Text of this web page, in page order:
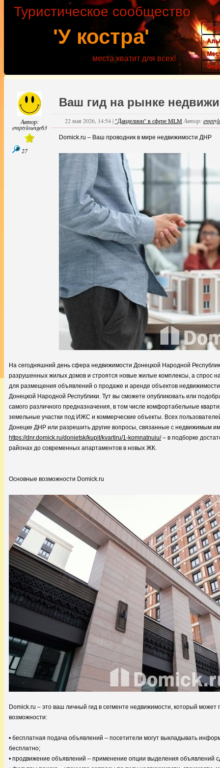
'У костра'
Туристическое сообщество
места хватит для всех!
Автор:
emptylounge63
27
Ваш гид на рынке
22 мая 2026, 14:54| "Данделион" в сфере MLMАвтор:
Domick.ru – Ваш проводник в мире недвижимости ДНР
На сегодняшний день сфера недвижимости Донецкой Народной
разрушенных жилых домов и строятся новые жилые комплексы, а спрос
для размещения объявлений о продаже и аренде объектов
Донецкой Народной Республики. Тут вы сможете опубликовать или
самого различного предназначения, в том числе комфортабельные
земельные участки под ИЖС и коммерческие объекты. Всех
Донецке ДНР или разрешить другие вопросы, связанные с недвижимым
https://dnr.domick.ru/donietsk/kupit/kvartiru/1-komnatnuiu/– в подборке
районах до современных апартаментов в новых ЖК.
Основные возможности Domick.ru
Domick.ru – это ваш личный гид в сегменте недвижимости, который
возможности:
• бесплатная подача объявлений – посетители могут выкладывать
бесплатно;
• продвижение объявлений – применение опции выделения объявлений